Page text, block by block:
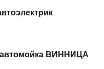
ВИННИЦА